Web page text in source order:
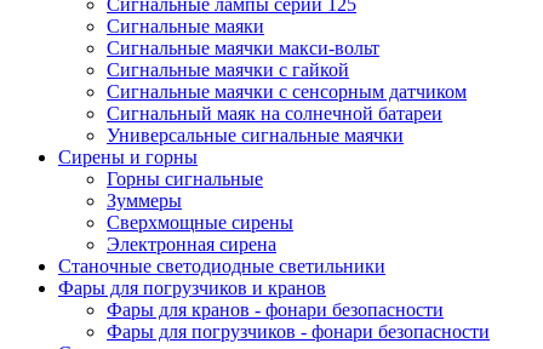
Сигнальные лампы серии 125
Сигнальные маяки
Сигнальные маячки макси-вольт
Сигнальные маячки с гайкой
Сигнальные маячки с сенсорным датчиком
Сигнальный маяк на солнечной батареи
Универсальные сигнальные маячки
Сирены и горны
Горны сигнальные
Зуммеры
Сверхмощные сирены
Электронная сирена
Станочные светодиодные светильники
Фары для погрузчиков и кранов
Фары для кранов - фонари безопасности
Фары для погрузчиков - фонари безопасности